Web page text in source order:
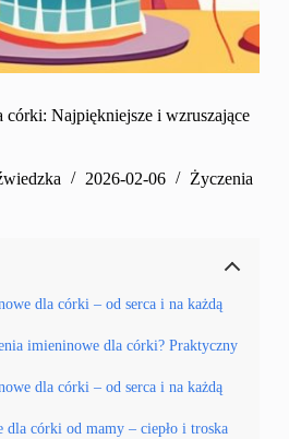
Najpiękniejsze i wzruszające
2026-02-06 Życzenia
dla córki – od serca i na każdą
imieninowe dla córki? Praktyczny
dla córki – od serca i na każdą
dla córki od mamy – ciepło i troska